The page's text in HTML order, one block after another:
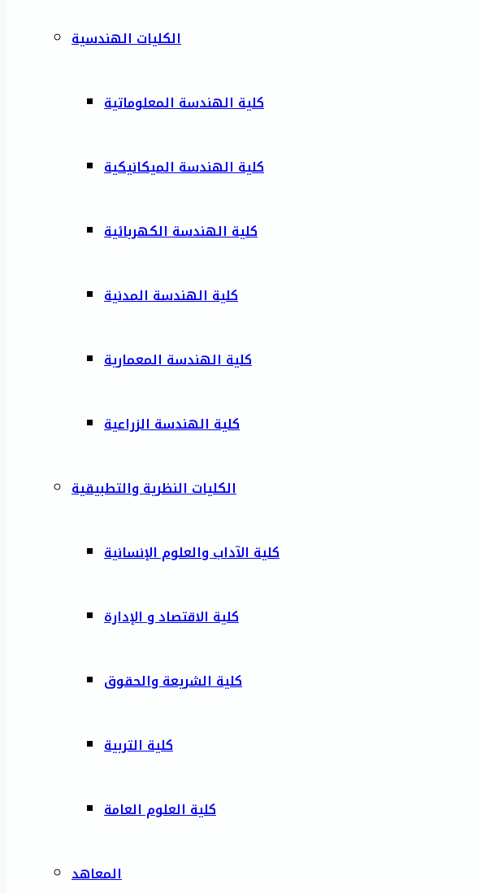
الكليات الهندسية
كلية الهندسة المعلوماتية
كلية الهندسة الميكانيكية
كلية الهندسة الكهربائية
كلية الهندسة المدنية
كلية الهندسة المعمارية
كلية الهندسة الزراعية
الكليات النظرية والتطبيقية
كلية الآداب والعلوم الإنسانية
كلية الاقتصاد و الإدارة
كلية الشريعة والحقوق
كلية التربية
كلية العلوم العامة
المعاهد